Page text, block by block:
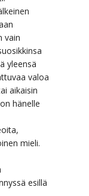
vain
yleensä
valoa
aikaisin
hänelle
mieli.
esillä